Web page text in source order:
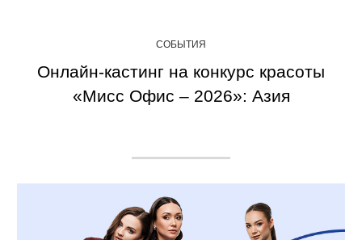
СОБЫТИЯ
Онлайн-кастинг на конкурс красоты
«Мисс Офис – 2026»: Азия